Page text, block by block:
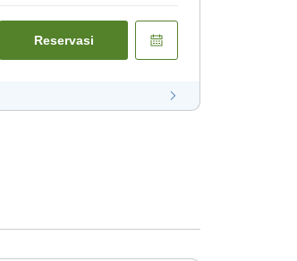
Reservasi